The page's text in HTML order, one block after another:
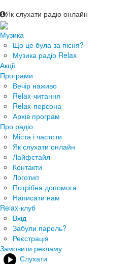
Як слухати радіо онлайн
Музика
Що це була за пісня?
Музика радіо Relax
Акції
Програми
Вечір наживо
Relax-читання
Relax-персона
Архів програм
Про радіо
Міста і частоти
Як слухати онлайн
Лайфстайл
Контакти
Логотип
Потрібна допомога
Написати нам
Relax-клуб
Вхід
Забули пароль?
Реєстрація
Замовити рекламу
Слухати